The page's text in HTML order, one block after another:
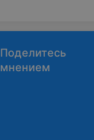
Поделитесь
мнением